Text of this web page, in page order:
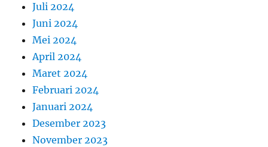
Juli 2024
Juni 2024
Mei 2024
April 2024
Maret 2024
Februari 2024
Januari 2024
Desember 2023
November 2023